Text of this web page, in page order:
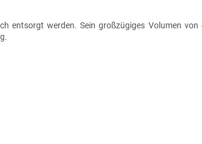
entsorgt werden. Sein großzügiges Volumen von